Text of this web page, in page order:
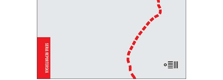
E-BOOK DO KOSZYKA